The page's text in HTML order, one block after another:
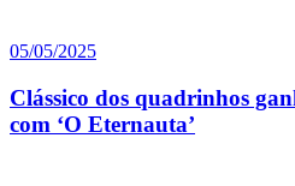
05/05/2025
Clássico dos quadrinhos
com ‘O Eternauta’